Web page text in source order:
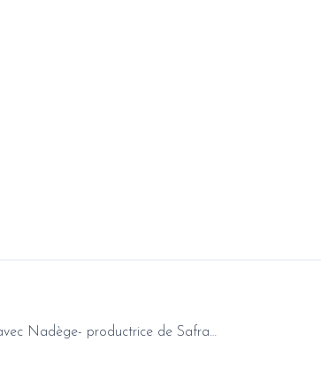
Une démarche de co-création avec Nadège- productrice de Safran de Pyrène